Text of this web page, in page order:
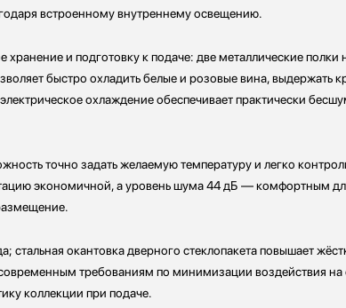
встроенному внутреннему освещению.
хранение и подготовку к подаче: две металлические
быстро охладить белые и розовые вина, выдержать
охлаждение обеспечивает практически
точно задать желаемую температуру и легко
экономичной, а уровень шума 44 дБ — комфортным
стальная окантовка дверного стеклопакета повышает
требованиям по минимизации воздействия
коллекции при подаче.